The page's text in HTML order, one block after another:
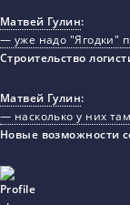
Матвей Гулин:
— уже надо "Ягодки"
Строительство
Матвей Гулин:
— насколько у них
Новые возможности